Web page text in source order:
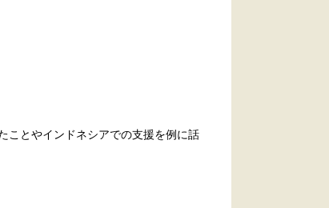
ことやインドネシアでの支援を例に話